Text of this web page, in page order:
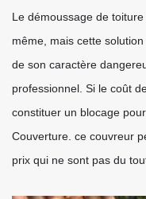
Le démoussage de
même, mais cette
de son caractère
professionnel. Si le coût
constituer un blocage
Couverture. ce couvreur
prix qui ne sont pas du